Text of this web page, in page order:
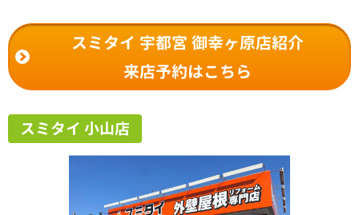
スミタイ 宇都宮 御幸ヶ原店紹介
来店予約はこちら
スミタイ 小山店